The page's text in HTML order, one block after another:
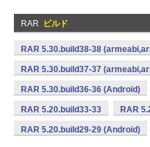
RAR ビルド
RAR 5.30.build38-38
RAR 5.30.build37-37
RAR 5.30.build36-36 (Android)
RAR 5.20.build33-33 RAR
RAR 5.20.build29-29 (Android)